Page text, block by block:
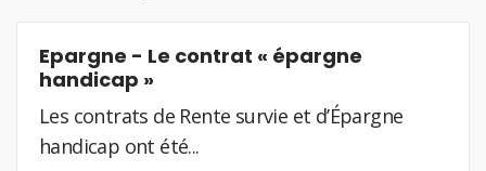
Epargne - Le contrat « épargne
handicap »
Les contrats de Rente survie et d’Épargne
handicap ont été...